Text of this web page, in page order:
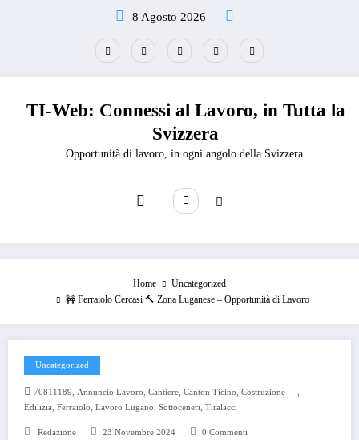
8 Agosto 2026
TI-Web: Connessi al Lavoro, in Tutta la
Svizzera
Opportunità di lavoro, in ogni angolo della Svizzera.
Home
Uncategorized
🚧 Ferraiolo Cercasi 🔨 Zona Luganese – Opportunità di Lavoro
Uncategorized
70811189, Annuncio Lavoro, Cantiere, Canton Ticino, Costruzione ---,
Edilizia, Ferraiolo, Lavoro Lugano, Sottoceneri, Tiralacci
Redazione 23 Novembre 2024 0 Commenti